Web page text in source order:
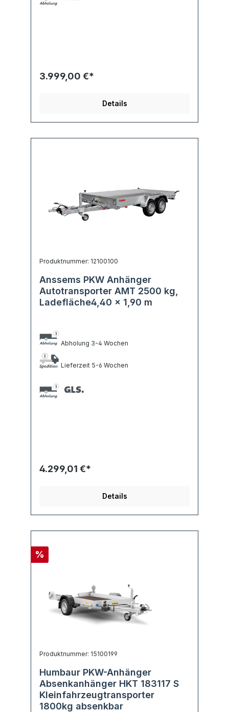
3.999,00 €*
Details
Produktnummer: 12100100
Anssems PKW Anhänger
Autotransporter AMT 2500 kg,
Ladefläche4,40 x 1,90 m
Abholung 3-4 Wochen
Lieferzeit 5-6 Wochen
4.299,01 €*
Details
%
Produktnummer: 15100199
Humbaur PKW-Anhänger
Absenkanhänger HKT 183117 S
Kleinfahrzeugtransporter
1800kg absenkbar